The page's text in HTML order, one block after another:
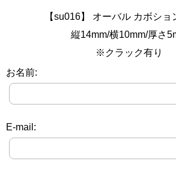
【su016】 オーバル カボショ
縦14mm/横10mm/厚さ
※クラック有り
お名前:
E-mail: